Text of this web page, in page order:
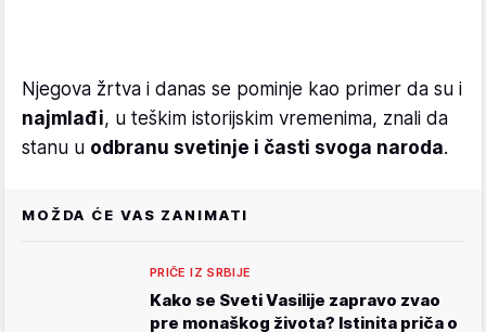
Njegova žrtva i danas se pominje kao primer da su i
najmlađi, u teškim istorijskim vremenima, znali da
stanu u odbranu svetinje i časti svoga naroda.
MOŽDA ĆE VAS ZANIMATI
PRIČE IZ SRBIJE
Kako se Sveti Vasilije zapravo zvao
pre monaškog života? Istinita priča o